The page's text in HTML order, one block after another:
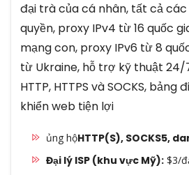
đại trà của cá nhân, tất cả
quyền, proxy IPv4 từ 16 quốc
mạng con, proxy IPv6 từ 8
từ Ukraine, hỗ trợ kỹ thuật 24/
HTTP, HTTPS và SOCKS, bảng
khiển web tiện lợi
ủng hộHTTP(S), SOCKS5,
Đại lý ISP (khu vực Mỹ):$3/